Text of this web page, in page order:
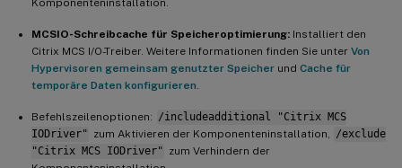
Komponenteninstallation.
MCSIO-Schreibcache für Speicheroptimierung: Installiert den
Citrix MCS I/O-Treiber. Weitere Informationen finden Sie unter Von
Hypervisoren gemeinsam genutzter Speicher und Cache für
temporäre Daten konfigurieren.
Befehlszeilenoptionen: /includeadditional "Citrix MCS
IODriver" zum Aktivieren der Komponenteninstallation, /exclude
"Citrix MCS IODriver" zum Verhindern der